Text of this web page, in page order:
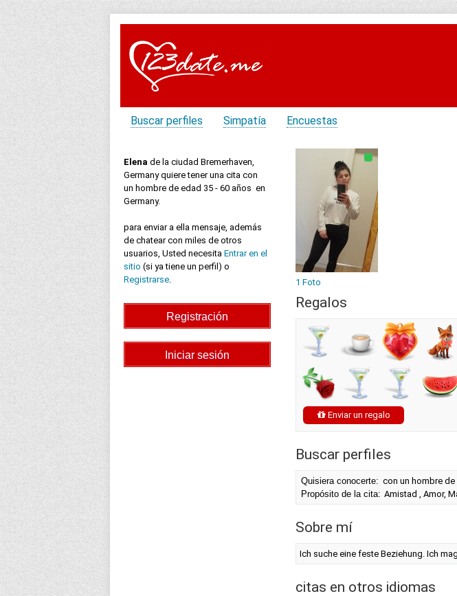
Buscar perfiles Simpatía Encuestas
Elena de la ciudad Bremerhaven,
Germany quiere tener una cita con
un hombre de edad 35 - 60 años en
Germany.
para enviar a ella mensaje, además
de chatear con miles de otros
usuarios, Usted necesita Entrar en el
sitio (si ya tiene un perfil) o
Registrarse. 1 Foto
Regalos
Enviar un regalo
Buscar perfiles
Quisiera conocerte: con un hombre de
Propósito de la cita: Amistad , Amor,
Sobre mí
Ich suche eine feste Beziehung. Ich
citas en otros idiomas